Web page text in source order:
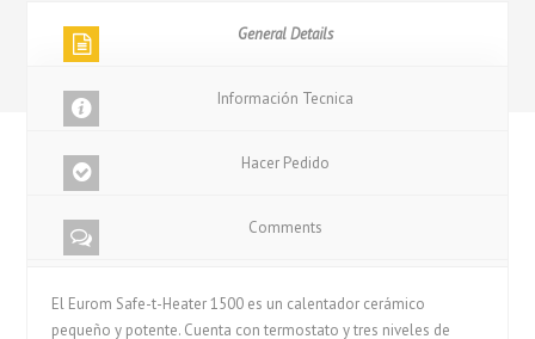
General Details
Información Tecnica
Hacer Pedido
Comments
El Eurom Safe-t-Heater 1500 es un calentador cerámico
pequeño y potente. Cuenta con termostato y tres niveles de